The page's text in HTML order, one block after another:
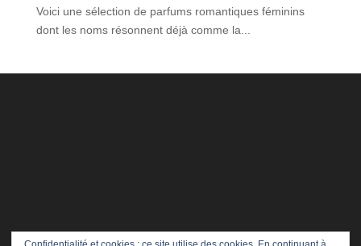
Voici une sélection de parfums romantiques féminins
dont les noms résonnent déjà comme la...